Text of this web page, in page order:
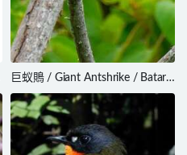
巨蚁鵙 / Giant Antshrike / Batara
cinerea